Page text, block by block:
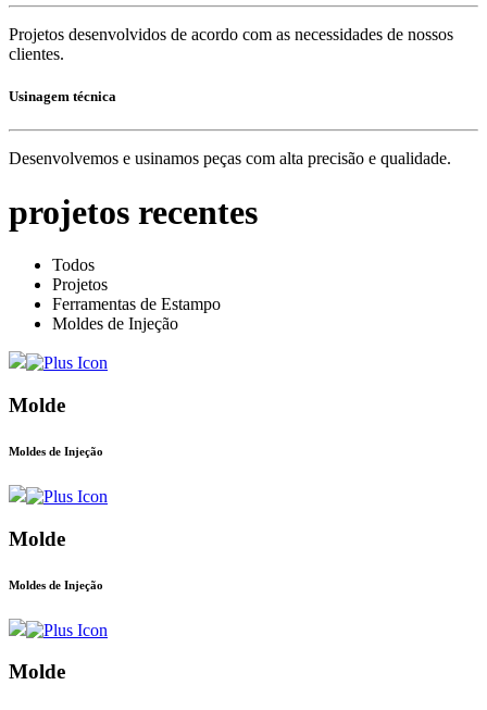
Projetos desenvolvidos de acordo com as necessidades de nossos
clientes.
Usinagem técnica
Desenvolvemos e usinamos peças com alta precisão e qualidade.
projetos recentes
Todos
Projetos
Ferramentas de Estampo
Moldes de Injeção
Molde
Moldes de Injeção
Molde
Moldes de Injeção
Molde